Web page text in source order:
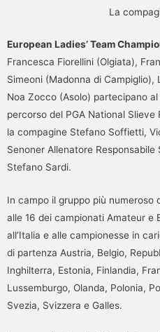
La
European Ladies’ Team
Francesca Fiorellini (Olgiata),
Simeoni (Madonna di Campiglio),
Noa Zocco (Asolo) partecipano
percorso del PGA National Slieve
la compagine Stefano Soffietti,
Senoner Allenatore
Stefano Sardi.
In campo il gruppo più numeroso
alle 16 dei campionati Amateur e
all’Italia e alle campionesse in
di partenza Austria, Belgio,
Inghilterra, Estonia, Finlandia,
Lussemburgo, Olanda, Polonia,
Svezia, Svizzera e Galles.